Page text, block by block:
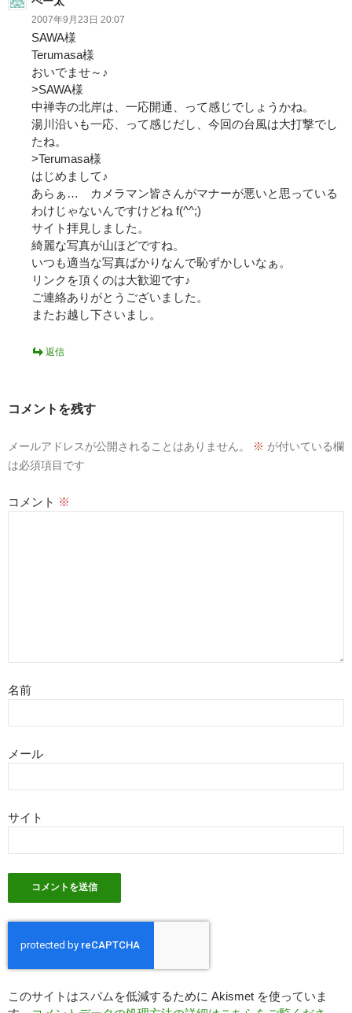
2007年9月23日 20:07
SAWA様
Terumasa様
おいでませ～♪
>SAWA様
中禅寺の北岸は、一応開通、って感じでしょうかね。
湯川沿いも一応、って感じだし、今回の台風は大打撃でし
たね。
>Terumasa様
はじめまして♪
あらぁ… カメラマン皆さんがマナーが悪いと思っている
わけじゃないんですけどね f(^^;)
サイト拝見しました。
綺麗な写真が山ほどですね。
いつも適当な写真ばかりなんで恥ずかしいなぁ。
リンクを頂くのは大歓迎です♪
ご連絡ありがとうございました。
またお越し下さいまし。
返信
コメントを残す
メールアドレスが公開されることはありません。 ※ が付いている欄
は必須項目です
コメント ※
名前
メール
サイト
このサイトはスパムを低減するために Akismet を使っていま